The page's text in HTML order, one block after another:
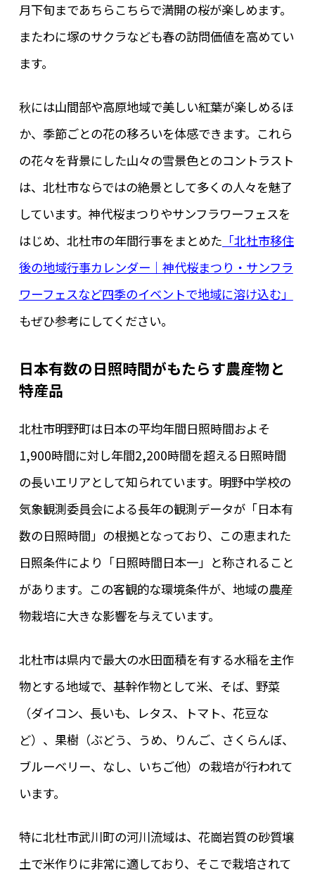
月下旬まであちらこちらで満開の桜が楽しめます。
またわに塚のサクラなども春の訪問価値を高めてい
ます。
秋には山間部や高原地域で美しい紅葉が楽しめるほ
か、季節ごとの花の移ろいを体感できます。これら
の花々を背景にした山々の雪景色とのコントラスト
は、北杜市ならではの絶景として多くの人々を魅了
しています。神代桜まつりやサンフラワーフェスを
はじめ、北杜市の年間行事をまとめた 「北杜市移住
後の地域行事カレンダー｜神代桜まつり・サンフラ
ワーフェスなど四季のイベントで地域に溶け込む」
もぜひ参考にしてください。
日本有数の日照時間がもたらす農産物と
特産品
北杜市明野町は日本の平均年間日照時間およそ
1,900時間に対し年間2,200時間を超える日照時間
の長いエリアとして知られています。明野中学校の
気象観測委員会による長年の観測データが「日本有
数の日照時間」の根拠となっており、この恵まれた
日照条件により「日照時間日本一」と称されること
があります。この客観的な環境条件が、地域の農産
物栽培に大きな影響を与えています。
北杜市は県内で最大の水田面積を有する水稲を主作
物とする地域で、基幹作物として米、そば、野菜
（ダイコン、長いも、レタス、トマト、花豆な
ど）、果樹（ぶどう、うめ、りんご、さくらんぼ、
ブルーベリー、なし、いちご他）の栽培が行われて
います。
特に北杜市武川町の河川流域は、花崗岩質の砂質壌
土で米作りに非常に適しており、そこで栽培されて